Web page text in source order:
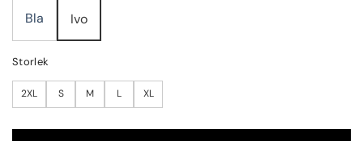
Bla Ivo
Storlek
2XL S M L XL